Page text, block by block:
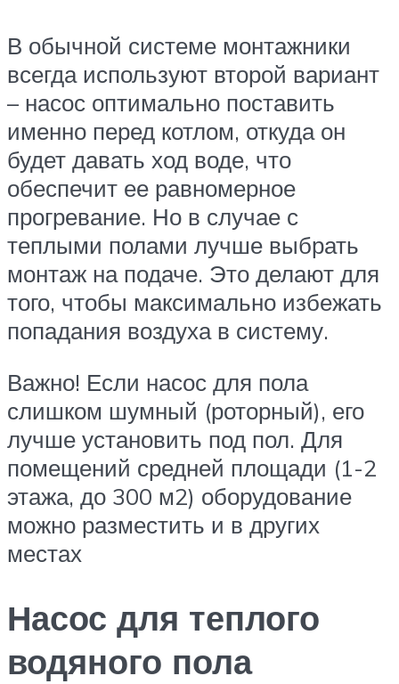
В обычной системе монтажники
всегда используют второй вариант
– насос оптимально поставить
именно перед котлом, откуда он
будет давать ход воде, что
обеспечит ее равномерное
прогревание. Но в случае с
теплыми полами лучше выбрать
монтаж на подаче. Это делают для
того, чтобы максимально избежать
попадания воздуха в систему.
Важно! Если насос для пола
слишком шумный (роторный), его
лучше установить под пол. Для
помещений средней площади (1-2
этажа, до 300 м2) оборудование
можно разместить и в других
местах
Насос для теплого
водяного пола